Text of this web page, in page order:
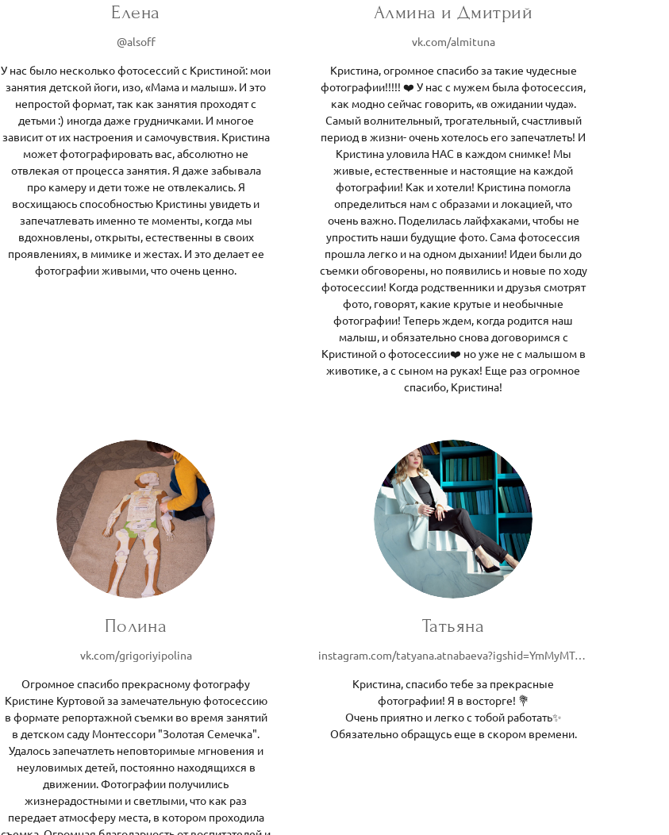
Елена
@alsoff
У нас было несколько фотосессий с Кристиной: мои
занятия детской йоги, изо, «Мама и малыш». И это
непростой формат, так как занятия проходят с
детьми :) иногда даже грудничками. И многое
зависит от их настроения и самочувствия. Кристина
может фотографировать вас, абсолютно не
отвлекая от процесса занятия. Я даже забывала
про камеру и дети тоже не отвлекались. Я
восхищаюсь способностью Кристины увидеть и
запечатлевать именно те моменты, когда мы
вдохновлены, открыты, естественны в своих
проявлениях, в мимике и жестах. И это делает ее
фотографии живыми, что очень ценно.
Алмина и Дмитрий
vk.com/almituna
Кристина, огромное спасибо за такие чудесные
фотографии!!!!! ❤️ У нас с мужем была фотосессия,
как модно сейчас говорить, «в ожидании чуда».
Самый волнительный, трогательный, счастливый
период в жизни- очень хотелось его запечатлеть! И
Кристина уловила НАС в каждом снимке! Мы
живые, естественные и настоящие на каждой
фотографии! Как и хотели! Кристина помогла
определиться нам с образами и локацией, что
очень важно. Поделилась лайфхаками, чтобы не
упростить наши будущие фото. Сама фотосессия
прошла легко и на одном дыхании! Идеи были до
съемки обговорены, но появились и новые по ходу
фотосессии! Когда родственники и друзья смотрят
фото, говорят, какие крутые и необычные
фотографии! Теперь ждем, когда родится наш
малыш, и обязательно снова договоримся с
Кристиной о фотосессии❤️ но уже не с малышом в
животике, а с сыном на руках! Еще раз огромное
спасибо, Кристина!
Полина
vk.com/grigoriyipolina
Огромное спасибо прекрасному фотографу
Кристине Куртовой за замечательную фотосессию
в формате репортажной съемки во время занятий
в детском саду Монтессори "Золотая Семечка".
Удалось запечатлеть неповторимые мгновения и
неуловимых детей, постоянно находящихся в
движении. Фотографии получились
жизнерадостными и светлыми, что как раз
передает атмосферу места, в котором проходила
Татьяна
instagram.com/tatyana.atnabaeva?igshid=YmMyMTA2M2Y=
Кристина, спасибо тебе за прекрасные
фотографии! Я в восторге! 💐
Очень приятно и легко с тобой работать✨
Обязательно обращусь еще в скором времени.